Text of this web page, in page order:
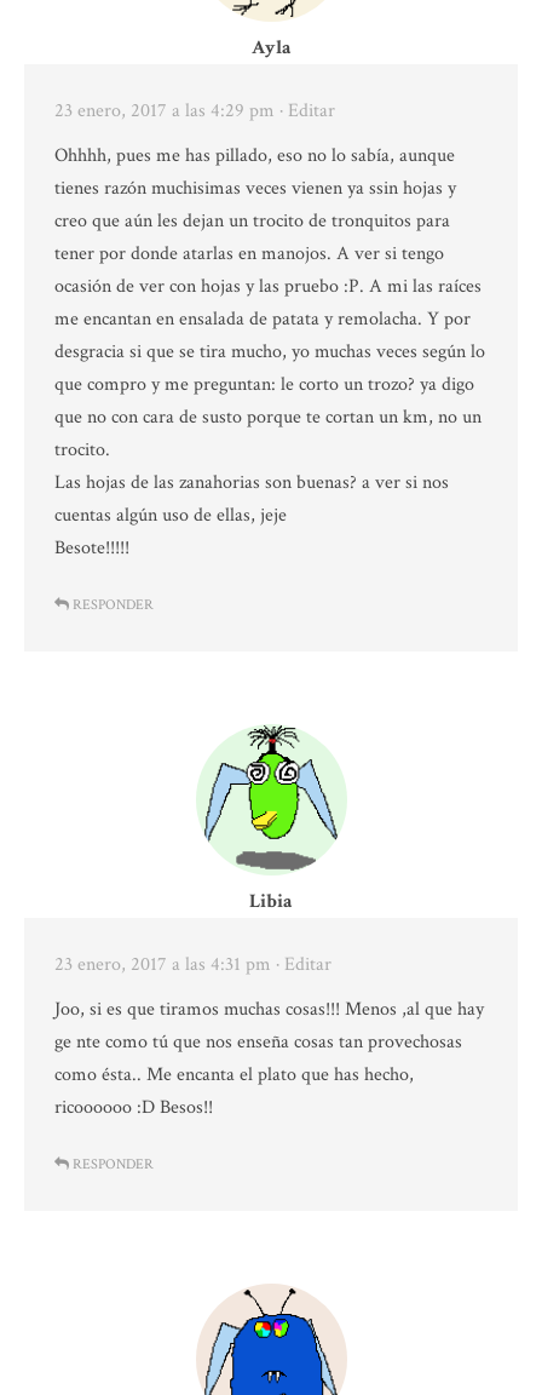
Ayla
23 enero, 2017 a las 4:29 pm · Editar
Ohhhh, pues me has pillado, eso no lo sabía, aunque
tienes razón muchisimas veces vienen ya ssin hojas y
creo que aún les dejan un trocito de tronquitos para
tener por donde atarlas en manojos. A ver si tengo
ocasión de ver con hojas y las pruebo :P. A mi las raíces
me encantan en ensalada de patata y remolacha. Y por
desgracia si que se tira mucho, yo muchas veces según lo
que compro y me preguntan: le corto un trozo? ya digo
que no con cara de susto porque te cortan un km, no un
trocito.
Las hojas de las zanahorias son buenas? a ver si nos
cuentas algún uso de ellas, jeje
Besote!!!!!
RESPONDER
Libia
23 enero, 2017 a las 4:31 pm · Editar
Joo, si es que tiramos muchas cosas!!! Menos ,al que hay
ge nte como tú que nos enseña cosas tan provechosas
como ésta.. Me encanta el plato que has hecho,
ricoooooo :D Besos!!
RESPONDER